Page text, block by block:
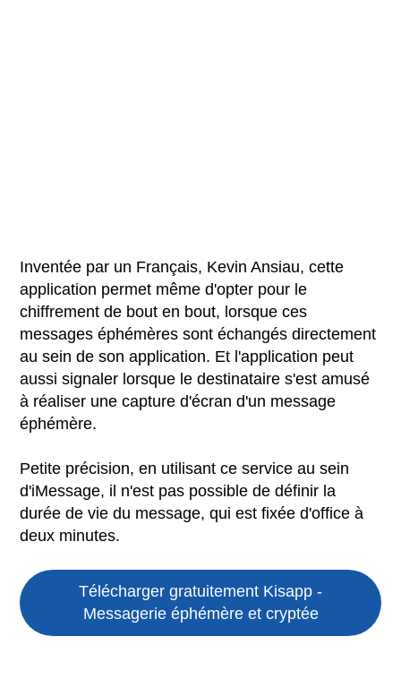
Inventée par un Français, Kevin Ansiau, cette
application permet même d'opter pour le
chiffrement de bout en bout, lorsque ces
messages éphémères sont échangés directement
au sein de son application. Et l'application peut
aussi signaler lorsque le destinataire s'est amusé
à réaliser une capture d'écran d'un message
éphémère.
Petite précision, en utilisant ce service au sein
d'iMessage, il n'est pas possible de définir la
durée de vie du message, qui est fixée d'office à
deux minutes.
Télécharger gratuitement Kisapp -
Messagerie éphémère et cryptée